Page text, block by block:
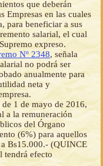
que deberán
Empresas en las cuales
para beneficiar a sus
salarial, el cual
expreso.
Nº 2348, señala
no podrá ser
anualmente para
neta y
de 1 de mayo de 2016,
a la remuneración
del Órgano
(6%) para aquellos
Bs15.000.- (QUINCE
efecto